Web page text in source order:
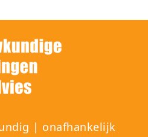
| onafhankelijk